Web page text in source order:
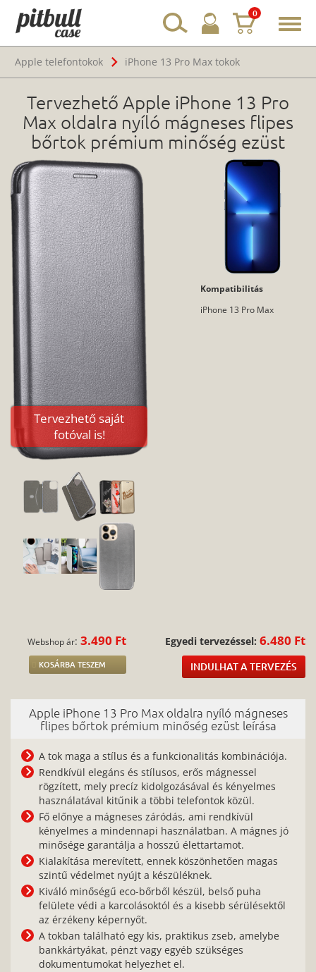
0
Apple telefontokok
iPhone 13 Pro Max tokok
Tervezhető Apple iPhone 13 Pro
Max oldalra nyíló mágneses flipes
bőrtok prémium minőség ezüst
Tervezhető saját
fotóval is!
Kompatibilitás
iPhone 13 Pro Max
Webshop ár:3.490 Ft
KOSÁRBA TESZEM
Egyedi tervezéssel: 6.480 Ft
INDULHAT A TERVEZÉS
Apple iPhone 13 Pro Max oldalra nyíló mágneses
flipes bőrtok prémium minőség ezüst leírása
A tok maga a stílus és a funkcionalitás kombinációja.
Rendkívül elegáns és stílusos, erős mágnessel
rögzített, mely precíz kidolgozásával és kényelmes
használatával kitűnik a többi telefontok közül.
Fő előnye a mágneses záródás, ami rendkívül
kényelmes a mindennapi használatban. A mágnes jó
minősége garantálja a hosszú élettartamot.
Kialakítása merevített, ennek köszönhetően magas
szintű védelmet nyújt a készüléknek.
Kiváló minőségű eco-bőrből készül, belső puha
felülete védi a karcolásoktól és a kisebb sérülésektől
az érzékeny képernyőt.
A tokban található egy kis, praktikus zseb, amelybe
bankkártyákat, pénzt vagy egyéb szükséges
dokumentumokat helyezhet el.